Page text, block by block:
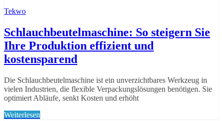
Tekwo
Schlauchbeutelmaschine: So steigern Sie
Ihre Produktion effizient und
kostensparend
Die Schlauchbeutelmaschine ist ein unverzichtbares Werkzeug in
vielen Industrien, die flexible Verpackungslösungen benötigen. Sie
optimiert Abläufe, senkt Kosten und erhöht
Weiterlesen